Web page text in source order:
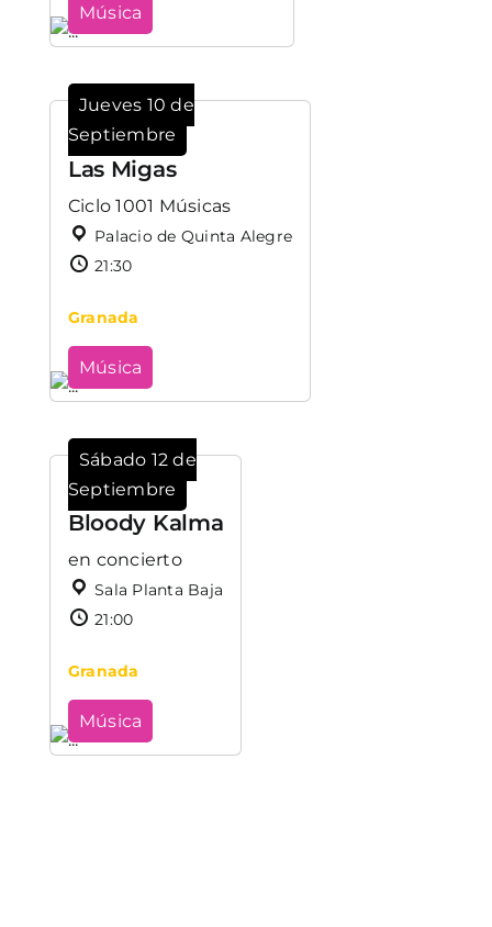
Música
Jueves 10 de
Septiembre
Las Migas
Ciclo 1001 Músicas
Palacio de Quinta Alegre
21:30
Granada
Música
Sábado 12 de
Septiembre
Bloody Kalma
en concierto
Sala Planta Baja
21:00
Granada
Música